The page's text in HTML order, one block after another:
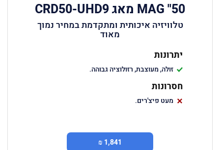
50" MAG מאג CRD50-UHD9
טלוויזיה איכותית ומתקדמת במחיר נמוך
מאוד
יתרונות
זולה, מעוצבת, רזולוציה גבוהה.
חסרונות
מעט פיצ'רים.
1,841 ₪